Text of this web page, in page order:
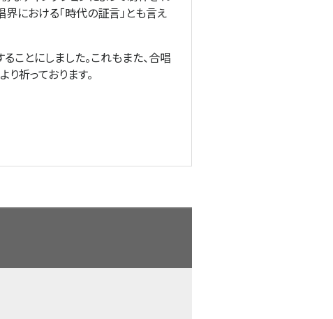
における「時代の証言」とも言え
ことにしました。これもまた、合唱
祈っております。